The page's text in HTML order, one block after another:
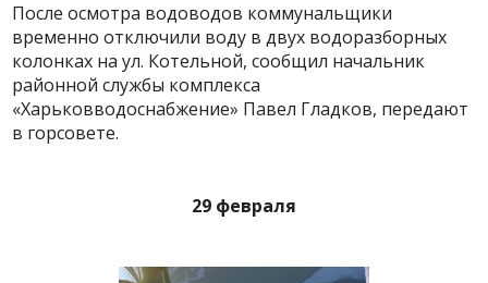
После осмотра водоводов коммунальщики
временно отключили воду в двух водоразборных
колонках на ул. Котельной, сообщил начальник
районной службы комплекса
«Харьковводоснабжение» Павел Гладков, передают
в горсовете.
29 февраля